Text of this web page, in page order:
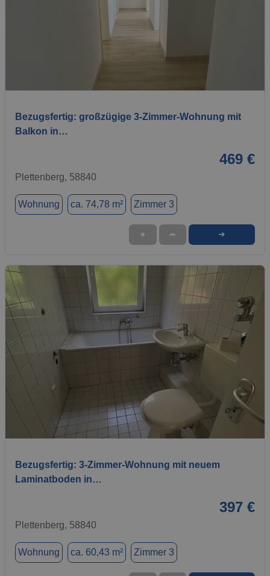
Bezugsfertig: großzügige 3-Zimmer-Wohnung mit
Balkon in…
469 €
Plettenberg, 58840
Wohnung ca. 74,78 m² Zimmer 3
★ ➦ ➜
Bezugsfertig: 3-Zimmer-Wohnung mit neuem
Laminatboden in…
397 €
Plettenberg, 58840
Wohnung ca. 60,43 m² Zimmer 3